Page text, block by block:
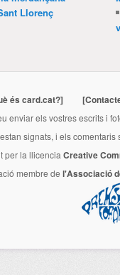
Llorenç
és card.cat?]
enviar els vostres escrits i
signats, i els
per la llicencia Creative
membre de l'Associació